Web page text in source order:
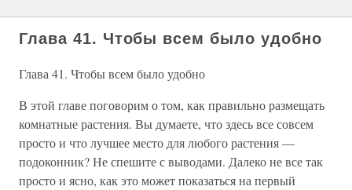
Глава 41. Чтобы всем было удобно
Глава 41. Чтобы всем было удобно
В этой главе поговорим о том, как правильно размещать
комнатные растения. Вы думаете, что здесь все совсем
просто и что лучшее место для любого растения —
подоконник? Не спешите с выводами. Далеко не все так
просто и ясно, как это может показаться на первый